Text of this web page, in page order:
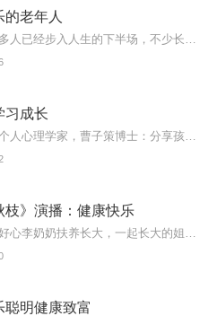
老年人
习成长
枝》演播：健康快乐
聪明健康致富